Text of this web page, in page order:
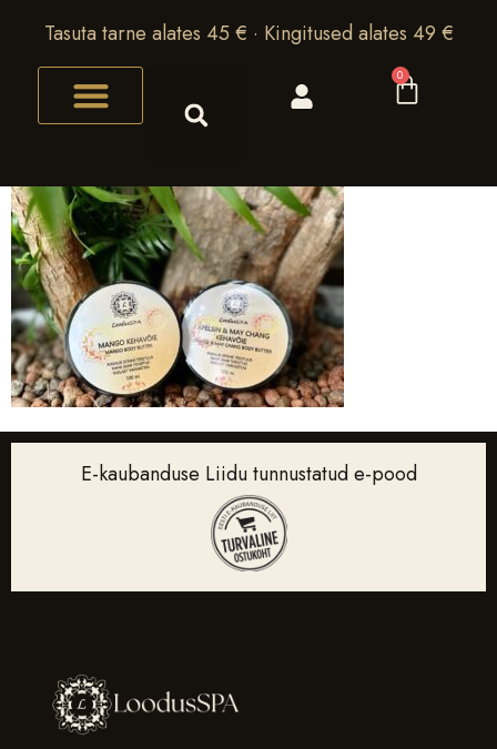
Tasuta tarne alates 45 € · Kingitused alates 49 €
0
E-kaubanduse Liidu tunnustatud e-pood